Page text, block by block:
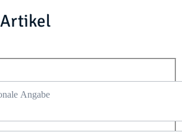
Artikel
Angabe